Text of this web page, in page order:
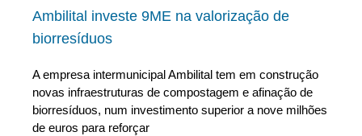
Ambilital investe 9ME na valorização de
biorresíduos
A empresa intermunicipal Ambilital tem em construção
novas infraestruturas de compostagem e afinação de
biorresíduos, num investimento superior a nove milhões
de euros para reforçar